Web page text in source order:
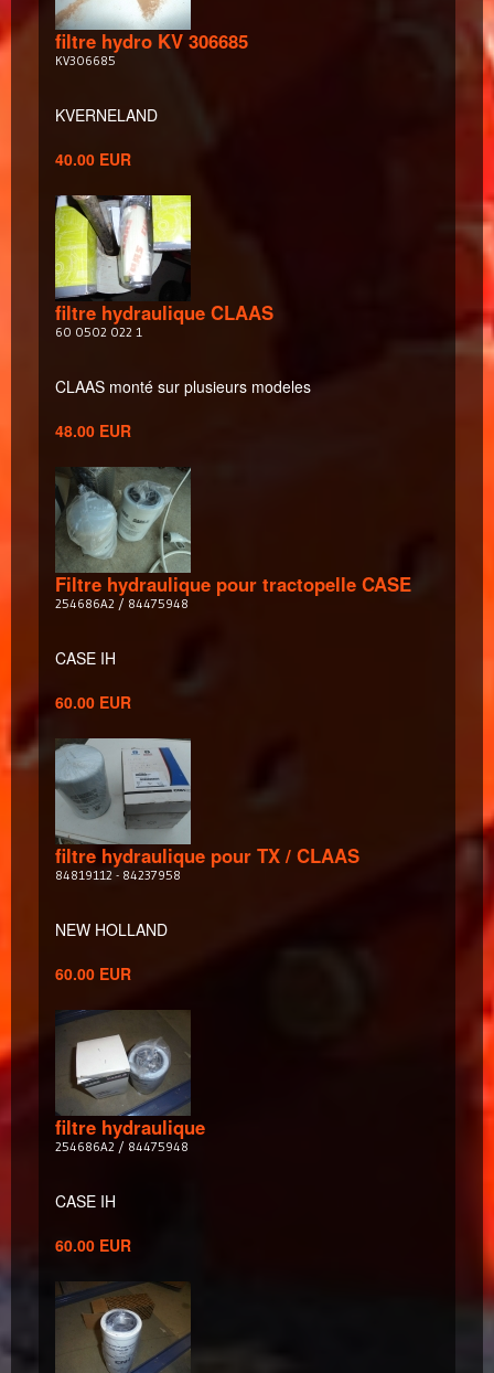
filtre hydro KV 306685
KV306685
KVERNELAND
40.00 EUR
filtre hydraulique CLAAS
60 0502 022 1
CLAAS monté sur plusieurs modeles
48.00 EUR
Filtre hydraulique pour tractopelle CASE
254686A2 / 84475948
CASE IH
60.00 EUR
filtre hydraulique pour TX / CLAAS
84819112 - 84237958
NEW HOLLAND
60.00 EUR
filtre hydraulique
254686A2 / 84475948
CASE IH
60.00 EUR